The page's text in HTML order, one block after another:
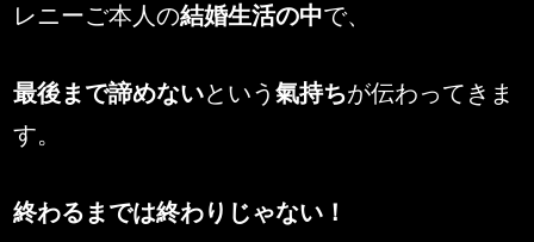
レニーご本人の結婚生活の中で、
最後まで諦めないという 氣持ちが伝わってきま
す。
終わるまでは終わりじゃない！